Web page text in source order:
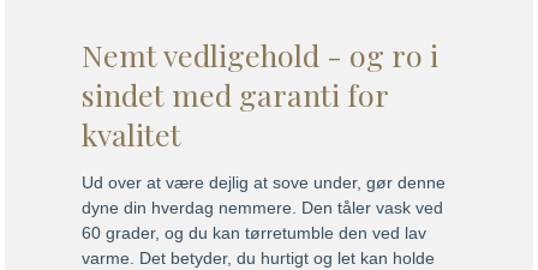
Nemt vedligehold - og ro i
sindet med garanti for
kvalitet
Ud over at være dejlig at sove under, gør denne
dyne din hverdag nemmere. Den tåler vask ved
60 grader, og du kan tørretumble den ved lav
varme. Det betyder, du hurtigt og let kan holde